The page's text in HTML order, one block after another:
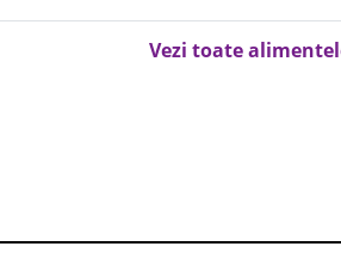
Vezi toate